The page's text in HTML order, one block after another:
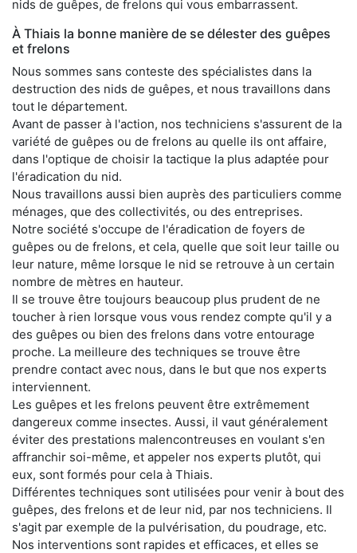
nids de guêpes, de frelons qui vous embarrassent.
À Thiais la bonne manière de se délester des guêpes
et frelons
Nous sommes sans conteste des spécialistes dans la
destruction des nids de guêpes, et nous travaillons dans
tout le département.
Avant de passer à l'action, nos techniciens s'assurent de la
variété de guêpes ou de frelons au quelle ils ont affaire,
dans l'optique de choisir la tactique la plus adaptée pour
l'éradication du nid.
Nous travaillons aussi bien auprès des particuliers comme
ménages, que des collectivités, ou des entreprises.
Notre société s'occupe de l'éradication de foyers de
guêpes ou de frelons, et cela, quelle que soit leur taille ou
leur nature, même lorsque le nid se retrouve à un certain
nombre de mètres en hauteur.
Il se trouve être toujours beaucoup plus prudent de ne
toucher à rien lorsque vous vous rendez compte qu'il y a
des guêpes ou bien des frelons dans votre entourage
proche. La meilleure des techniques se trouve être
prendre contact avec nous, dans le but que nos experts
interviennent.
Les guêpes et les frelons peuvent être extrêmement
dangereux comme insectes. Aussi, il vaut généralement
éviter des prestations malencontreuses en voulant s'en
affranchir soi-même, et appeler nos experts plutôt, qui
eux, sont formés pour cela à Thiais.
Différentes techniques sont utilisées pour venir à bout des
guêpes, des frelons et de leur nid, par nos techniciens. Il
s'agit par exemple de la pulvérisation, du poudrage, etc.
Nos interventions sont rapides et efficaces, et elles se